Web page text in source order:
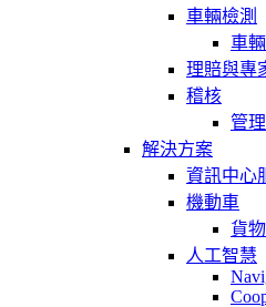
車輛檢測
車
理賠與專
稽核
管
解決方案
資訊中心
機動車
貨
人工智慧